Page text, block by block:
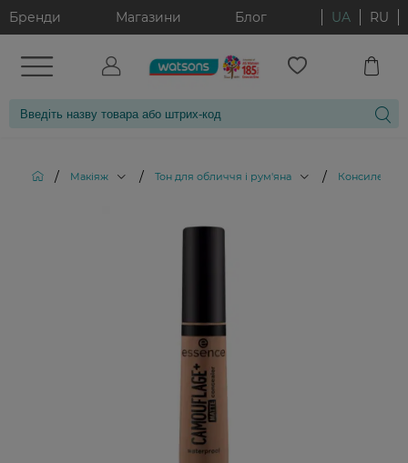
Бренди Магазини Блог UA RU
/ Макіяж / Тон для обличчя і рум'яна / Консилери